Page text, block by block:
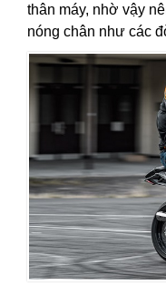
thân máy, nhờ vậy
nóng chân như các